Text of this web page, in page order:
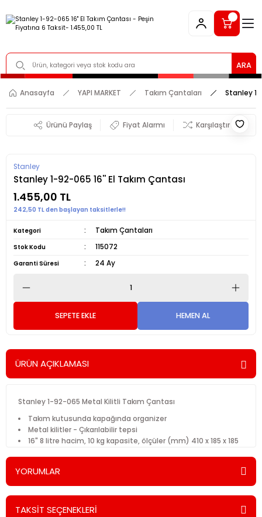
ARA
Anasayfa YAPI MARKET Takım Çantaları Stanley 1-
Ürünü Paylaş Fiyat Alarmı Karşılaştır
Stanley
Stanley 1-92-065 16'' El Takım Çantası
1.455,00 TL
242,50 TL den başlayan taksitlerle!!
Kategori Takım Çantaları
Stok Kodu 115072
Garanti Süresi 24 Ay
SEPETE EKLE HEMEN AL
ÜRÜN AÇIKLAMASI
Stanley 1-92-065 Metal Kilitli Takım Çantası
Takım kutusunda kapağında organizer
Metal kilitler - Çıkarılabilir tepsi
16" 8 litre hacim, 10 kg kapasite, ölçüler (mm) 410 x 185 x 185
YORUMLAR
TAKSİT SEÇENEKLERİ